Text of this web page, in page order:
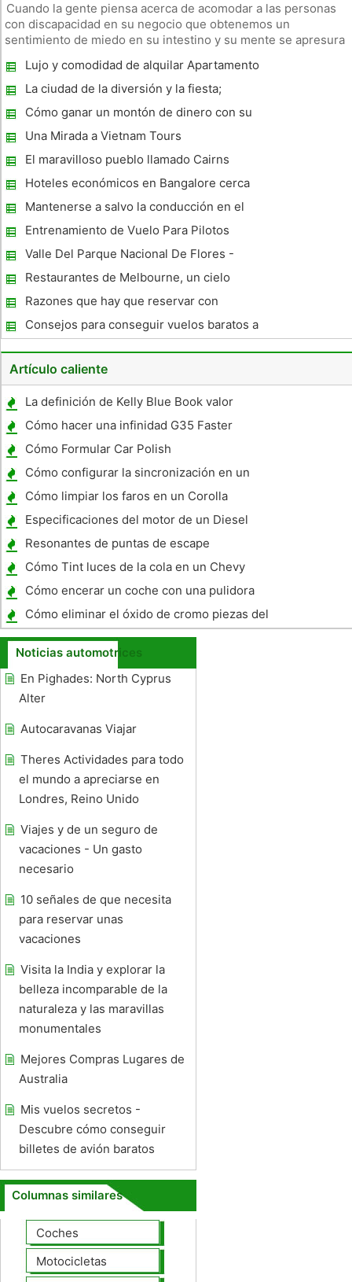
Cuando la gente piensa acerca de acomodar a las personas
con discapacidad en su negocio que obtenemos un
sentimiento de miedo en su intestino y su mente se apresura
Estadounidenses con Discapacidades (ADA ) entró en vigor.
No tiene que ser así! Cua
Lujo y comodidad de alquilar Apartamento
de Lujo
La ciudad de la diversión y la fiesta;
Citylights Ahmedabad
Cómo ganar un montón de dinero con su
negocio en Agel
Una Mirada a Vietnam Tours
El maravilloso pueblo llamado Cairns
Hoteles económicos en Bangalore cerca
MG Road
Mantenerse a salvo la conducción en el
extranjero
Entrenamiento de Vuelo Para Pilotos
Internacionales
Valle Del Parque Nacional De Flores -
Excursionistas seductora
Restaurantes de Melbourne, un cielo
Epicurian.
Razones que hay que reservar con
Vakantievilla Ibiza Online
Consejos para conseguir vuelos baratos a
Hawaii
Artículo caliente
La definición de Kelly Blue Book valor
Cómo hacer una infinidad G35 Faster
Cómo Formular Car Polish
Cómo configurar la sincronización en un
AMC 304
Cómo limpiar los faros en un Corolla
Especificaciones del motor de un Diesel
Resonantes de puntas de escape
Cómo Tint luces de la cola en un Chevy
Caprice
Cómo encerar un coche con una pulidora
eléctrica
Cómo eliminar el óxido de cromo piezas del
motor sin dañar el Chrome
Noticias automotrices
En Pighades: North Cyprus
Alter
Autocaravanas Viajar
Theres Actividades para todo
el mundo a apreciarse en
Londres, Reino Unido
Viajes y de un seguro de
vacaciones - Un gasto
necesario
10 señales de que necesita
para reservar unas
vacaciones
Visita la India y explorar la
belleza incomparable de la
naturaleza y las maravillas
monumentales
Mejores Compras Lugares de
Australia
Mis vuelos secretos -
Descubre cómo conseguir
billetes de avión baratos
Columnas similares
Coches
Motocicletas